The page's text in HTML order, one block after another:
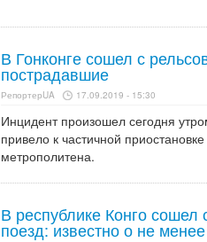
В Гонконге сошел с
пострадавшие
РепортерUA 17.09.2019 - 15:30
Инцидент произошел сегодня
привело к частичной
метрополитена.
В республике Конго сошел
поезд: известно о не